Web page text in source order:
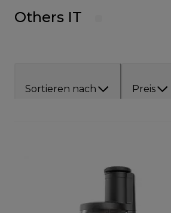
Others IT
Sortieren nach Preis